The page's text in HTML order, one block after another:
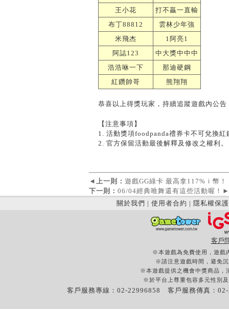
王小花
打不贏一直輸
布丁88812
雲林少年強
米飛杰
1阿亮1
阿誌123
中大獎中中中
浩浩咻一下
那迪硬鋼
紅鑽帥哥
熊翔翔
恭喜以上得獎玩家，持續追蹤遊戲內公
【注意事項】
1. 活動獎項foodpanda禮券卡不可兌換紅
2. 官方保留活動最後解釋及修改之權利。
◄ 上一則： 遊戲GG綠卡 最高拿117%ｉ幣！
下一則： 06/04經典唯舞還有這些活動喔！ ►
關於我們 | 使用者合約 | 隱私權保護
客戶
※本遊戲為免費使用，遊戲
※請注意遊戲時間，避免
※本遊戲提供之機會中獎商品，
※於平台上尊重包容多元性別
客戶服務專線：02-22996858 客戶服務傳真：